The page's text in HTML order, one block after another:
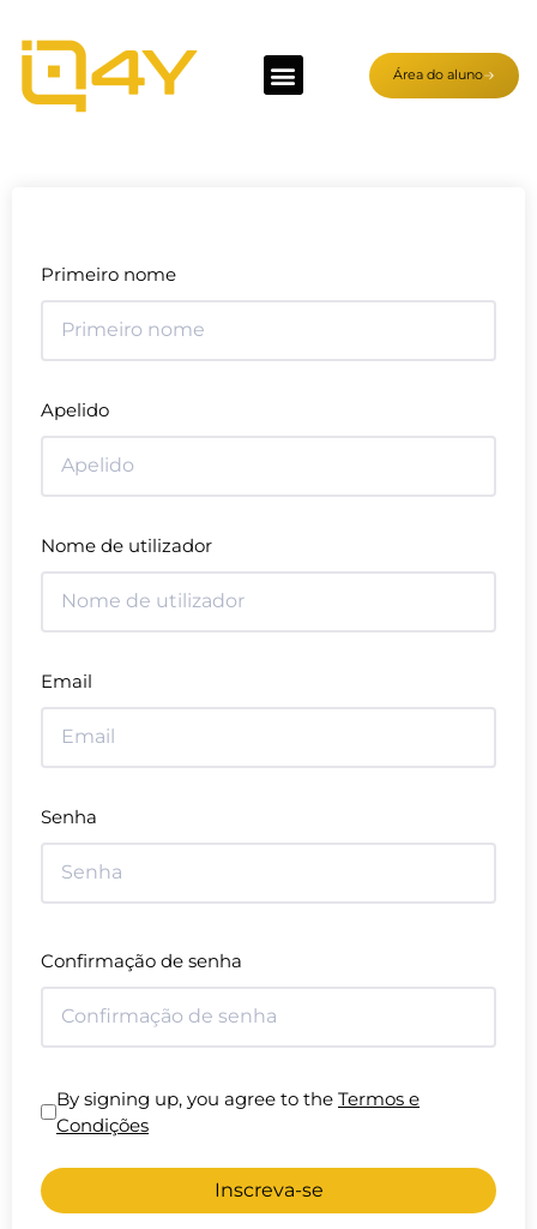
Área do aluno
Primeiro nome
Apelido
Nome de utilizador
Email
Senha
Confirmação de senha
By signing up, you agree to the Termos e
Condições
Inscreva-se